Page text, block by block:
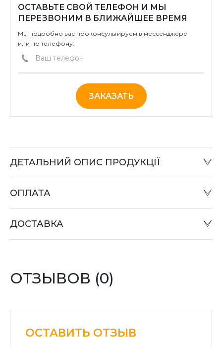
ОСТАВЬТЕ СВОЙ ТЕЛЕФОН И МЫ
ПЕРЕЗВОНИМ В БЛИЖАЙШЕЕ ВРЕМЯ
Мы подробно вас проконсультируем в мессенджере
или по телефону:
ЗАКАЗАТЬ
ДЕТАЛЬНИЙ ОПИС ПРОДУКЦІЇ
или при отправке «Наложенным платежом» в
«Райффайзен Банк Аваль»
Безналичный расчет для юридических лиц:
ОПЛАТА
ДОСТАВКА
ОТЗЫВОВ (0)
ОСТАВИТЬ ОТЗЫВ